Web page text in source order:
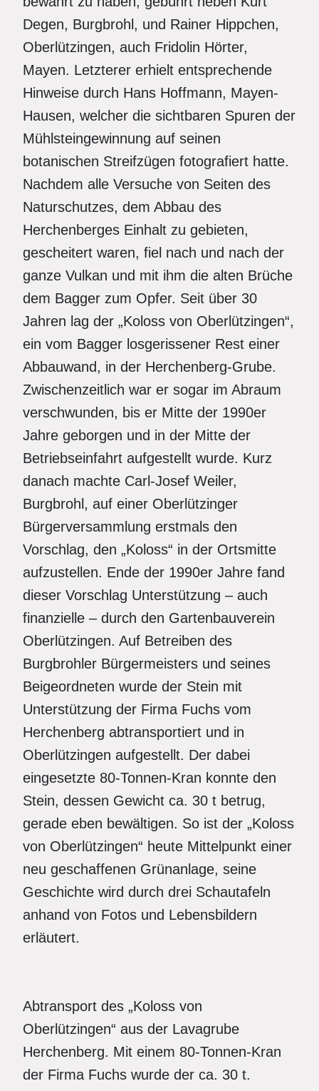
Degen, Burgbrohl, und Rainer Hippchen,
Oberlützingen, auch Fridolin Hörter,
Mayen. Letzterer erhielt entsprechende
Hinweise durch Hans Hoffmann, Mayen-
Hausen, welcher die sichtbaren Spuren der
Mühlsteingewinnung auf seinen
botanischen Streifzügen fotografiert hatte.
Nachdem alle Versuche von Seiten des
Naturschutzes, dem Abbau des
Herchenberges Einhalt zu gebieten,
gescheitert waren, fiel nach und nach der
ganze Vulkan und mit ihm die alten Brüche
dem Bagger zum Opfer. Seit über 30
Jahren lag der „Koloss von Oberlützingen“,
ein vom Bagger losgerissener Rest einer
Abbauwand, in der Herchenberg-Grube.
Zwischenzeitlich war er sogar im Abraum
verschwunden, bis er Mitte der 1990er
Jahre geborgen und in der Mitte der
Betriebseinfahrt aufgestellt wurde. Kurz
danach machte Carl-Josef Weiler,
Burgbrohl, auf einer Oberlützinger
Bürgerversammlung erstmals den
Vorschlag, den „Koloss“ in der Ortsmitte
aufzustellen. Ende der 1990er Jahre fand
dieser Vorschlag Unterstützung – auch
finanzielle – durch den Gartenbauverein
Oberlützingen. Auf Betreiben des
Burgbrohler Bürgermeisters und seines
Beigeordneten wurde der Stein mit
Unterstützung der Firma Fuchs vom
Herchenberg abtransportiert und in
Oberlützingen aufgestellt. Der dabei
eingesetzte 80-Tonnen-Kran konnte den
Stein, dessen Gewicht ca. 30 t betrug,
gerade eben bewältigen. So ist der „Koloss
von Oberlützingen“ heute Mittelpunkt einer
neu geschaffenen Grünanlage, seine
Geschichte wird durch drei Schautafeln
anhand von Fotos und Lebensbildern
erläutert.
Abtransport des „Koloss von
Oberlützingen“ aus der Lavagrube
Herchenberg. Mit einem 80-Tonnen-Kran
der Firma Fuchs wurde der ca. 30 t.